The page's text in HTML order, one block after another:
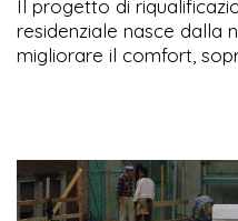
Il progetto di
residenziale nasce dalla
migliorare il comfort,
L’utilizzo di un doppio